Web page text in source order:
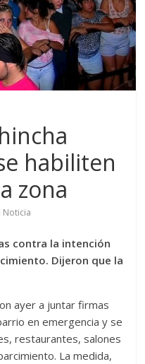
habiliten
zona
Noticia
contra la intención
Dijeron que la
ayer a juntar firmas
en emergencia y se
restaurantes, salones
La medida,